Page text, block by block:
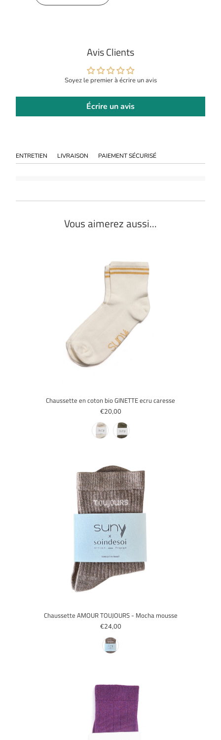
Avis Clients
Soyez le premier à écrire un avis
Écrire un avis
ENTRETIEN LIVRAISON PAIEMENT SÉCURISÉ
Vous aimerez aussi...
Chaussette en coton bio GINETTE ecru caresse
€20,00
Chaussette AMOUR TOUJOURS - Mocha mousse
€24,00